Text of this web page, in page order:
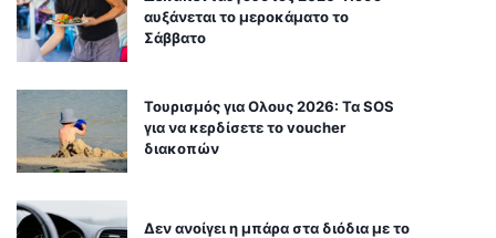
αυξάνεται το μεροκάματο το
Σάββατο
Τουρισμός για Ολους 2026: Τα SOS
για να κερδίσετε το voucher
διακοπών
Δεν ανοίγει η μπάρα στα διόδια με το